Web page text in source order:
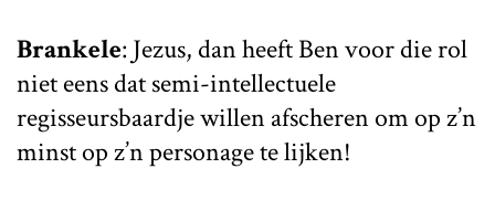
Brankele: Jezus, dan heeft Ben voor die rol
niet eens dat semi-intellectuele
regisseursbaardje willen afscheren om op z’n
minst op z’n personage te lijken!